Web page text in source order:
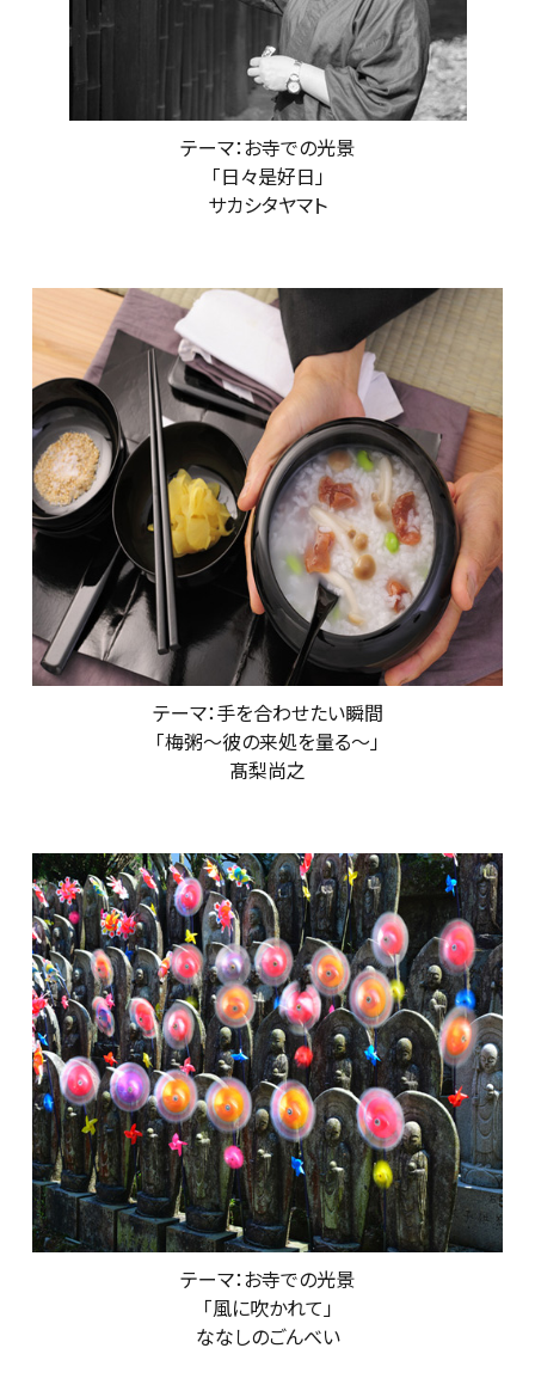
テーマ：お寺での光景
「日々是好日」
サカシタヤマト
テーマ：手を合わせたい瞬間
「梅粥～彼の来処を量る～」
髙梨尚之
テーマ：お寺での光景
「風に吹かれて」
ななしのごんべい